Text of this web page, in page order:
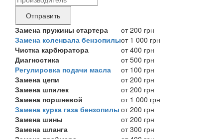
данные
бренда
продукта,
требующего
ремонта
Отправить
Замена пружины стартера
от 200 грн
Замена коленвала бензопилыот 1 000 грн
Чистка карбюратора
от 400 грн
Диагностика
от 500 грн
Регулировка подачи масла
от 100 грн
Замена цепи
от 200 грн
Замена шпилек
от 200 грн
Замена поршневой
от 1 000 грн
Замена курка газа бензопилы от 200 грн
Замена шины
от 200 грн
Замена шланга
от 300 грн